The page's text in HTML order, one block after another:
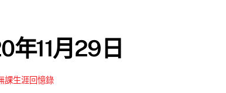
年11月29日
課生涯回憶錄